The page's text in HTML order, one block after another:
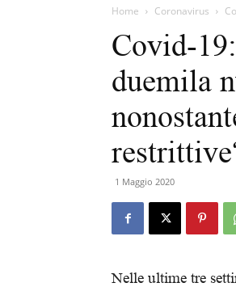
Home Coronavirus
Covid-
duemila
1 Maggio 2020
Nelle ultime tre